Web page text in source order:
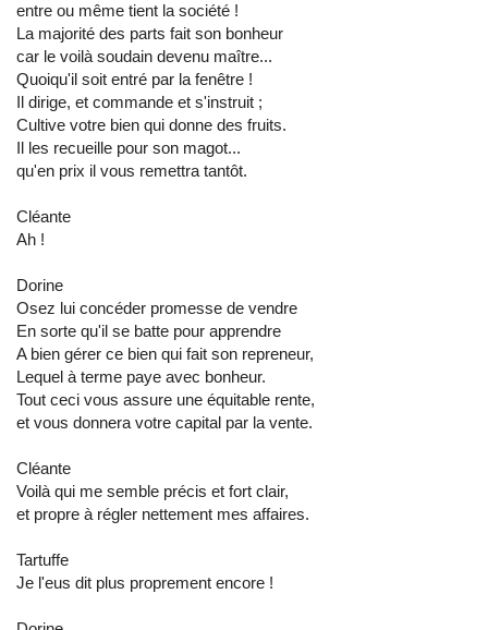
entre ou même tient la société !
La majorité des parts fait son bonheur
car le voilà soudain devenu maître...
Quoiqu'il soit entré par la fenêtre !
Il dirige, et commande et s'instruit ;
Cultive votre bien qui donne des fruits.
Il les recueille pour son magot...
qu'en prix il vous remettra tantôt.
Cléante
Ah !
Dorine
Osez lui concéder promesse de vendre
En sorte qu'il se batte pour apprendre
A bien gérer ce bien qui fait son repreneur,
Lequel à terme paye avec bonheur.
Tout ceci vous assure une équitable rente,
et vous donnera votre capital par la vente.
Cléante
Voilà qui me semble précis et fort clair,
et propre à régler nettement mes affaires.
Tartuffe
Je l'eus dit plus proprement encore !